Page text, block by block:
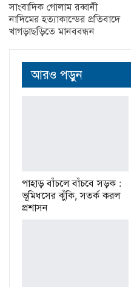
সাংবাদিক গোলাম রব্বানী
নাদিমের হত্যাকান্ডের প্রতিবাদে
খাগড়াছড়িতে মানববন্ধন
আরও পড়ুন
পাহাড় বাঁচলে বাঁচবে সড়ক :
ভূমিধসের ঝুঁকি, সতর্ক করল
প্রশাসন